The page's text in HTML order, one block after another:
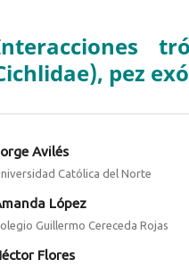
pez
Avilés
Católica del Norte
López
Guillermo Cereceda Rojas
Flores